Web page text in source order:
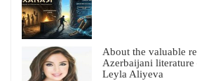
About the valuable
Azerbaijani literature
Leyla Aliyeva